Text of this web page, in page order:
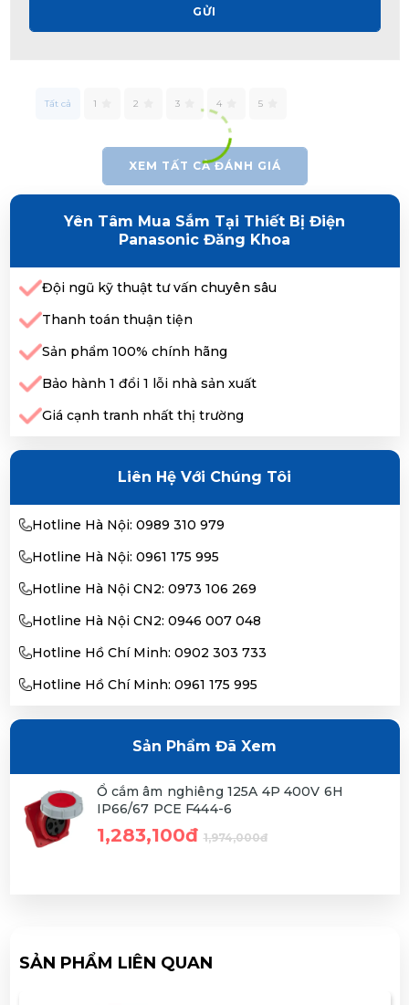
GỬI
Tất cả 1 2 3 4 5
XEM TẤT CẢ ĐÁNH GIÁ
Yên Tâm Mua Sắm Tại Thiết Bị Điện
Panasonic Đăng Khoa
Đội ngũ kỹ thuật tư vấn chuyên sâu
Thanh toán thuận tiện
Sản phẩm 100% chính hãng
Bảo hành 1 đổi 1 lỗi nhà sản xuất
Giá cạnh tranh nhất thị trường
Liên Hệ Với Chúng Tôi
Hotline Hà Nội: 0989 310 979
Hotline Hà Nội: 0961 175 995
Hotline Hà Nội CN2: 0973 106 269
Hotline Hà Nội CN2: 0946 007 048
Hotline Hồ Chí Minh: 0902 303 733
Hotline Hồ Chí Minh: 0961 175 995
Sản Phẩm Đã Xem
Ổ cắm âm nghiêng 125A 4P 400V 6H
IP66/67 PCE F444-6
1,283,100đ 1,974,000đ
SẢN PHẨM LIÊN QUAN